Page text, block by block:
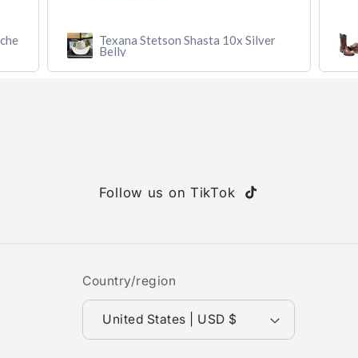
Botín MAHUESTIC Avestruz Miel
Flameado con Zíper – Lujo y
Follow us on TikTok
TikTok
Country/region
United States | USD $